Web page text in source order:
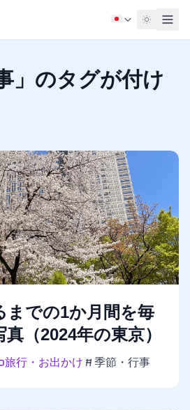
」のタグが付け
までの1か月間を毎
（2024年の東京）
旅行・お出かけ 季節・行事